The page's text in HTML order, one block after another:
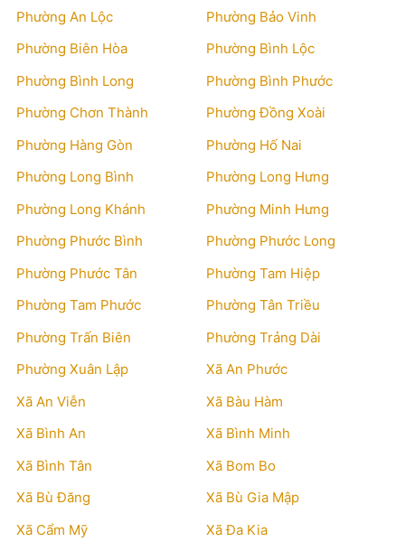
Phường An Lộc
Phường Bảo Vinh
Phường Biên Hòa
Phường Bình Lộc
Phường Bình Long
Phường Bình Phước
Phường Chơn Thành
Phường Đồng Xoài
Phường Hàng Gòn
Phường Hố Nai
Phường Long Bình
Phường Long Hưng
Phường Long Khánh
Phường Minh Hưng
Phường Phước Bình
Phường Phước Long
Phường Phước Tân
Phường Tam Hiệp
Phường Tam Phước
Phường Tân Triều
Phường Trấn Biên
Phường Trảng Dài
Phường Xuân Lập
Xã An Phước
Xã An Viễn
Xã Bàu Hàm
Xã Bình An
Xã Bình Minh
Xã Bình Tân
Xã Bom Bo
Xã Bù Đăng
Xã Bù Gia Mập
Xã Cẩm Mỹ
Xã Đa Kia